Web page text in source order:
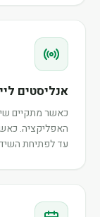
אנליסטים
כאשר מתקיים
האפליקציה.
עד לפתיחת